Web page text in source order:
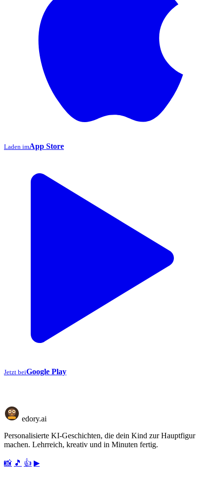
Laden imApp Store
Jetzt beiGoogle Play
edory.ai
Personalisierte KI-Geschichten, die dein Kind zur Hauptfigur
machen. Lehrreich, kreativ und in Minuten fertig.
📸 🎵 👍 ▶